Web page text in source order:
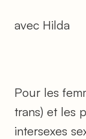
avec Hilda
Pour les
trans) et les
intersexes